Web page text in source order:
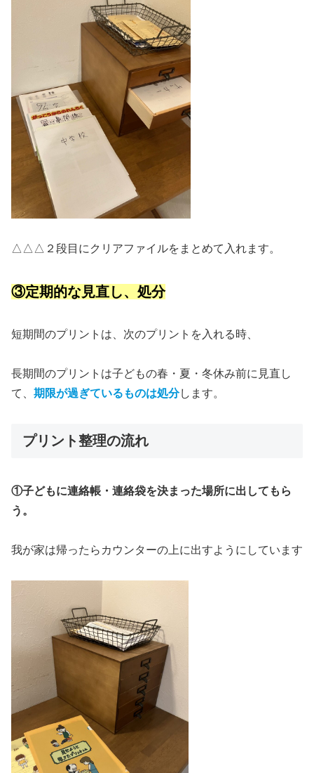
△△△２段目にクリアファイルをまとめて入れます。
③定期的な見直し、処分
短期間のプリントは、次のプリントを入れる時、
長期間のプリントは子どもの春・夏・冬休み前に見直し
て、 期限が過ぎているものは処分します。
プリント整理の流れ
①子どもに連絡帳・連絡袋を決まった場所に出してもら
う。
我が家は帰ったらカウンターの上に出すようにしています